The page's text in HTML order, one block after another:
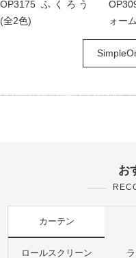
OP3175 ふくろう
(全2色)
ォー
お
カーテン
ロールスクリーン